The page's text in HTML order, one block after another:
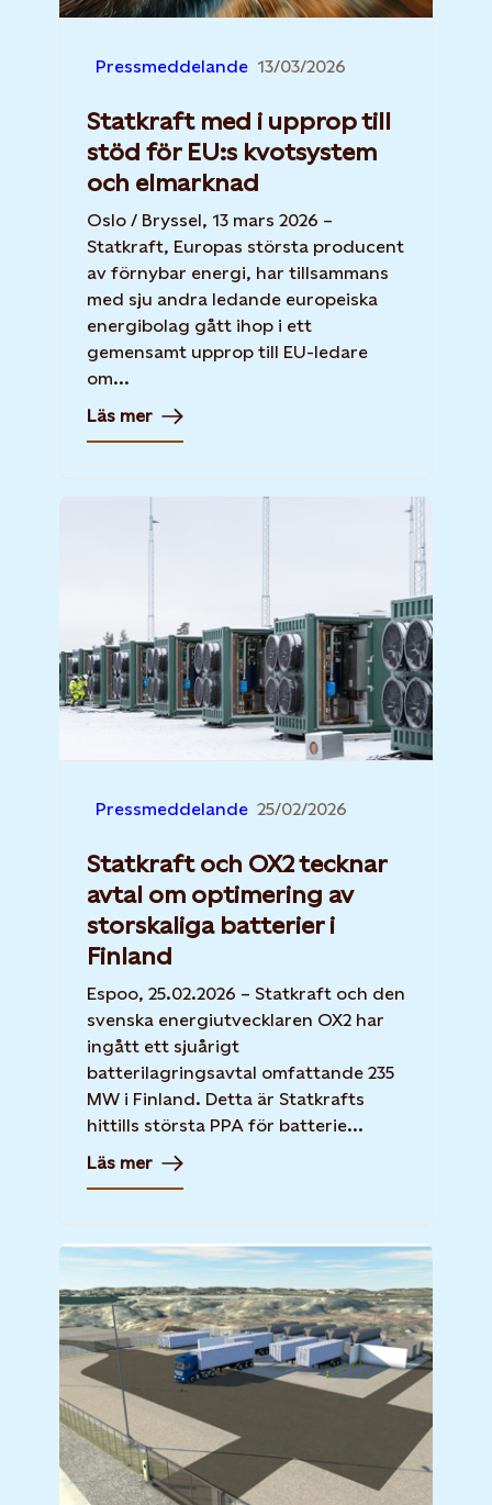
Pressmeddelande 13/03/2026
Statkraft med i upprop till
stöd för EU:s kvotsystem
och elmarknad
Oslo / Bryssel, 13 mars 2026 –
Statkraft, Europas största producent
av förnybar energi, har tillsammans
med sju andra ledande europeiska
energibolag gått ihop i ett
gemensamt upprop till EU-ledare
om...
Läs mer
Pressmeddelande 25/02/2026
Statkraft och OX2 tecknar
avtal om optimering av
storskaliga batterier i
Finland
Espoo, 25.02.2026 – Statkraft och den
svenska energiutvecklaren OX2 har
ingått ett sjuårigt
batterilagringsavtal omfattande 235
MW i Finland. Detta är Statkrafts
hittills största PPA för batterie...
Läs mer